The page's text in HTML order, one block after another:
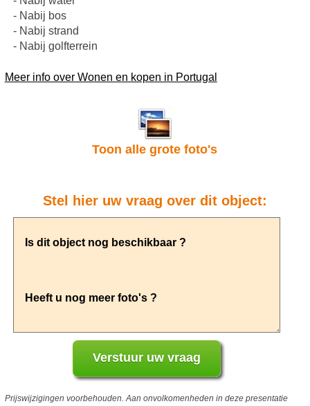
- Nabij bos
- Nabij strand
- Nabij golfterrein
Meer info over Wonen en kopen in Portugal
Toon alle grote foto's
Stel hier uw vraag over dit object:
Prijswijzigingen voorbehouden. Aan onvolkomenheden in deze presentatie